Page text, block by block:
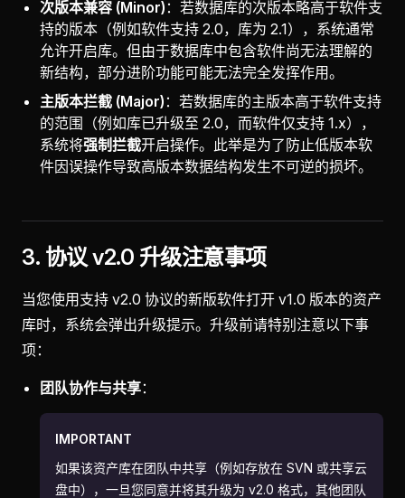
次版本兼容 (Minor) ：若数据库的次版本略高于软件支
持的版本（例如软件支持 2.0，库为 2.1），系统通常
允许开启库。但由于数据库中包含软件尚无法理解的
新结构，部分进阶功能可能无法完全发挥作用。
主版本拦截 (Major) ：若数据库的主版本高于软件支持
的范围（例如库已升级至 2.0，而软件仅支持 1.x），
系统将强制拦截开启操作。此举是为了防止低版本软
件因误操作导致高版本数据结构发生不可逆的损坏。
3. 协议 v2.0 升级注意事项
当您使用支持 v2.0 协议的新版软件打开 v1.0 版本的资产
库时，系统会弹出升级提示。升级前请特别注意以下事
项：
团队协作与共享：
IMPORTANT
如果该资产库在团队中共享（例如存放在 SVN 或共享云
盘中），一旦您同意并将其升级为 v2.0 格式，其他团队